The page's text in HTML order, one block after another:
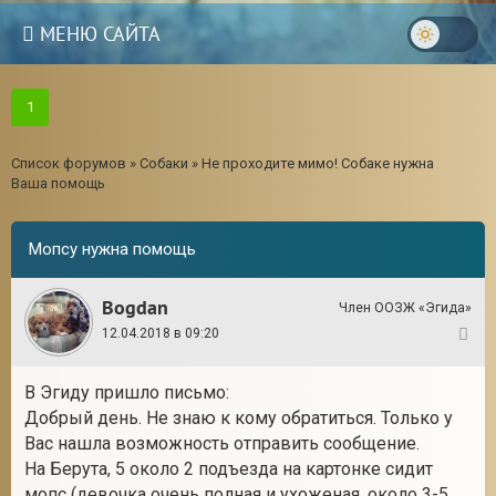
МЕНЮ САЙТА
1
Список форумов » Собаки » Не проходите мимо! Собаке нужна
Ваша помощь
Мопсу нужна помощь
Bogdan
Член ООЗЖ «Эгида»
12.04.2018 в 09:20
В Эгиду пришло письмо:
Добрый день. Не знаю к кому обратиться. Только у
Вас нашла возможность отправить сообщение.
На Берута, 5 около 2 подъезда на картонке сидит